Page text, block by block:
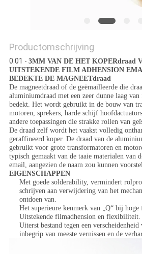
Productomschrijving
0.01 - 3MM VAN DE HET KOPERdraad
UITSTEKENDE FILM ADHENSION
BEDEKTE DE MAGNEETdraad
De magneetdraad of de geëmailleerde die
aluminiumdraad met een zeer dunne laag
bedekt. Het wordt gebruikt in de bouw van
motoren, sprekers, harde schijf
andere toepassingen die strakke rollen van
De draad zelf wordt het vaakst volledig
geraffineerd koper. De draad van de
gebruikt voor grote transformatoren en
typisch gemaakt van de taaie materialen van
email, aangezien de naam zou kunnen
EIGENSCHAPPEN
Met goede solderability, vermindert
schrijven aan verwijdering van het
ontdoen van.
Het superieure kenmerk van „Q“ bij hoge
Uitstekende filmadhension en flexibiliteit.
Uiterst bestand tegen een
inbegrip van meeste vernissen en de